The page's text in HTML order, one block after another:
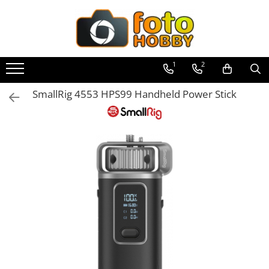
Aparate Foto
Aparate Foto Mirrorless
Aparate Foto DSLR
Obiective foto si accesorii
Huse si tocuri protectie obiective
1 2
SmallRig 4553 HPS99 Handheld Power Stick